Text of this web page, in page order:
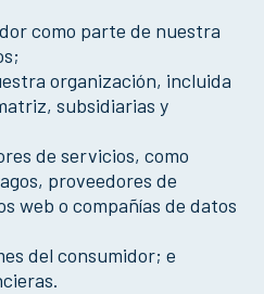
como parte de nuestra
organización, incluida
subsidiarias y
de servicios, como
proveedores de
web o compañías de datos
del consumidor; e